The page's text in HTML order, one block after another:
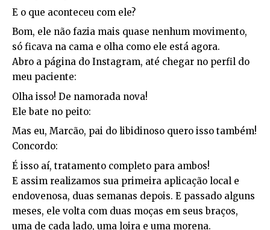
E o que aconteceu com ele?
Bom, ele não fazia mais quase nenhum movimento,
só ficava na cama e olha como ele está agora.
Abro a página do Instagram, até chegar no perfil do
meu paciente:
Olha isso! De namorada nova!
Ele bate no peito:
Mas eu, Marcão, pai do libidinoso quero isso também!
Concordo:
É isso aí, tratamento completo para ambos!
E assim realizamos sua primeira aplicação local e
endovenosa, duas semanas depois. E passado alguns
meses, ele volta com duas moças em seus braços,
uma de cada lado, uma loira e uma morena.